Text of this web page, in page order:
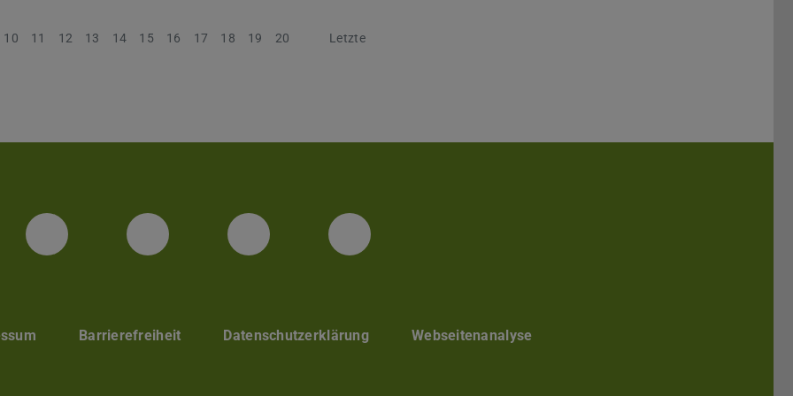
10 11 12 13 14 15 16 17 18 19 20 Nächste
Letzte
Facebook Unisport-Zentrum
Instagram Unisport-Zentrum
Youtube TU Darmstadt
Linked in
Barrierefreiheit Datenschutzerklärung Webseitenanalyse